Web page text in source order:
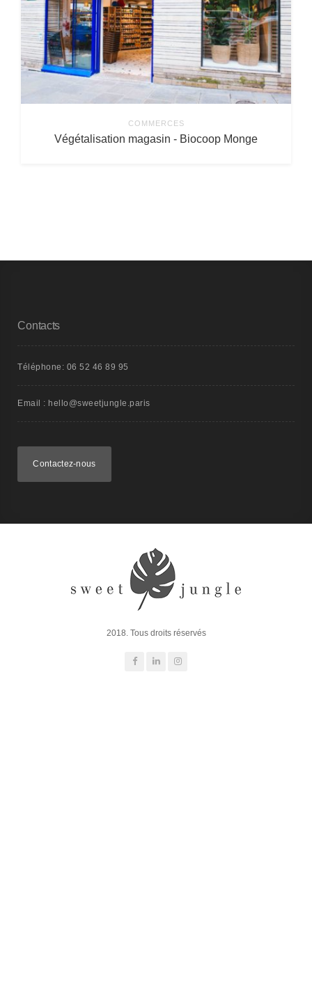
COMMERCES
Végétalisation magasin - Biocoop Monge
Contacts
Téléphone: 06 52 46 89 95
Email : hello@sweetjungle.paris
Contactez-nous
2018. Tous droits réservés